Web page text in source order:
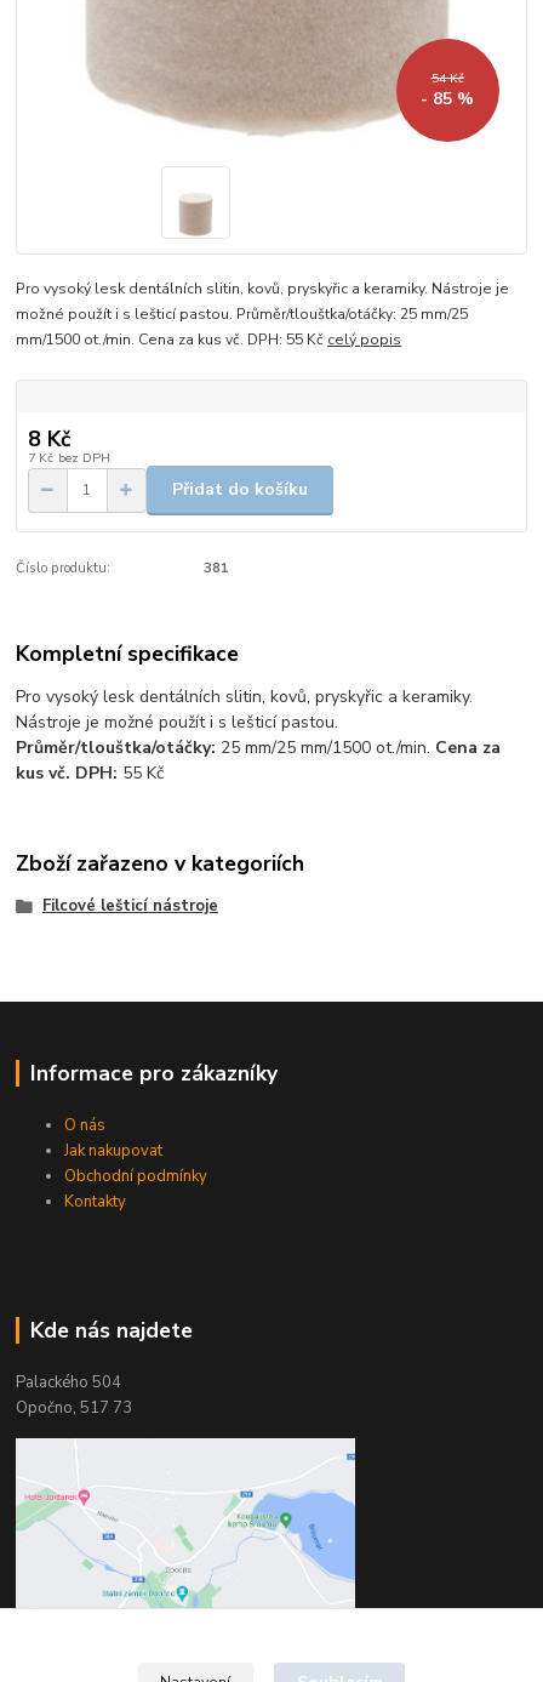
54 Kč
- 85 %
Pro vysoký lesk dentálních slitin, kovů, pryskyřic a keramiky. Nástroje je
možné použít i s lešticí pastou. Průměr/tlouštka/otáčky: 25 mm/25
mm/1500 ot./min. Cena za kus vč. DPH: 55 Kč celý popis
8 Kč
7 Kč bez DPH
Přidat do košíku
Číslo produktu: 381
Kompletní specifikace
Pro vysoký lesk dentálních slitin, kovů, pryskyřic a keramiky.
Nástroje je možné použít i s lešticí pastou.
Průměr/tlouštka/otáčky: 25 mm/25 mm/1500 ot./min. Cena za
kus vč. DPH: 55 Kč
Zboží zařazeno v kategoriích
Filcové lešticí nástroje
Informace pro zákazníky
O nás
Jak nakupovat
Obchodní podmínky
Kontakty
Kde nás najdete
Palackého 504
Opočno, 517 73